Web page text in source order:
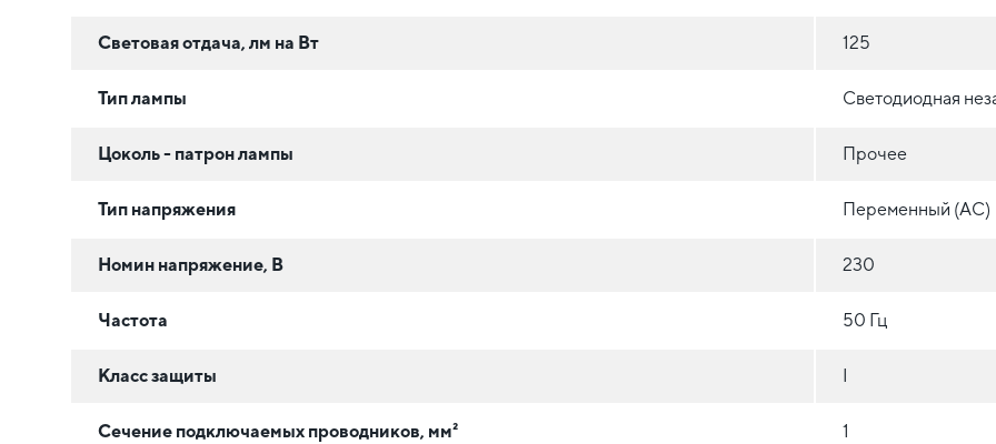
Световая отдача, лм на Вт 125
Тип лампы Светодиодная
Цоколь - патрон лампы Прочее
Тип напряжения Переменный (AC)
Номин напряжение, В 230
Частота 50 Гц
Класс защиты I
Сечение подключаемых проводников, мм² 1